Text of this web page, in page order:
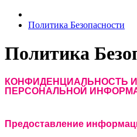
Политика Безопасности
Политика
КОНФИДЕНЦИАЛЬНОСТЬ
ПЕРСОНАЛЬНОЙ
Предоставление